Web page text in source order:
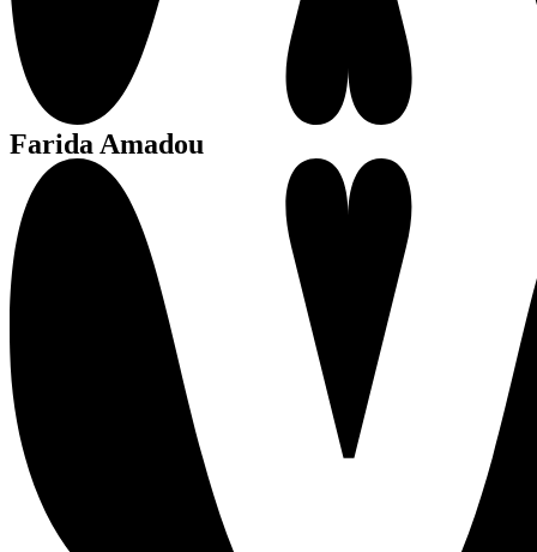
Farida Amadou